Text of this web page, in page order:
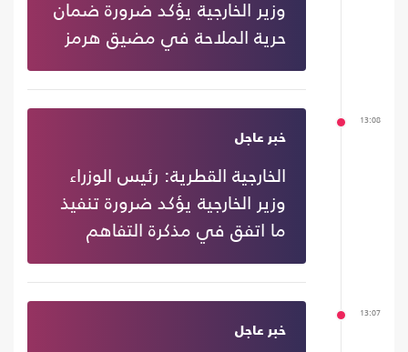
وزير الخارجية يؤكد ضرورة ضمان
حرية الملاحة في مضيق هرمز
13:08
خبر عاجل
الخارجية القطرية: رئيس الوزراء
وزير الخارجية يؤكد ضرورة تنفيذ
ما اتفق في مذكرة التفاهم
13:07
خبر عاجل